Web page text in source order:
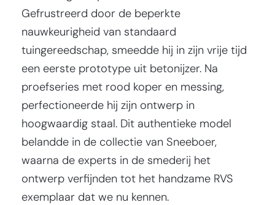
Gefrustreerd door de beperkte
nauwkeurigheid van standaard
tuingereedschap, smeedde hij in zijn vrije tijd
een eerste prototype uit betonijzer. Na
proefseries met rood koper en messing,
perfectioneerde hij zijn ontwerp in
hoogwaardig staal. Dit authentieke model
belandde in de collectie van Sneeboer,
waarna de experts in de smederij het
ontwerp verfijnden tot het handzame RVS
exemplaar dat we nu kennen.